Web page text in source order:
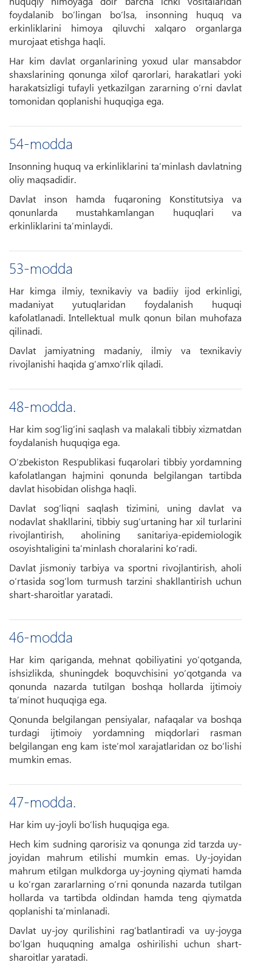
foydalanib bo‘lingan bo‘lsa, insonning huquq va
erkinliklarini himoya qiluvchi xalqaro organlarga
murojaat etishga haqli.
Har kim davlat organlarining yoxud ular mansabdor
shaxslarining qonunga xilof qarorlari, harakatlari yoki
harakatsizligi tufayli yetkazilgan zararning o‘rni davlat
tomonidan qoplanishi huquqiga ega.
54-modda
Insonning huquq va erkinliklarini ta’minlash davlatning
oliy maqsadidir.
Davlat inson hamda fuqaroning Konstitutsiya va
qonunlarda mustahkamlangan huquqlari va
erkinliklarini ta’minlaydi.
53-modda
Har kimga ilmiy, texnikaviy va badiiy ijod erkinligi,
madaniyat yutuqlaridan foydalanish huquqi
kafolatlanadi. Intellektual mulk qonun bilan muhofaza
qilinadi.
Davlat jamiyatning madaniy, ilmiy va texnikaviy
rivojlanishi haqida g‘amxo‘rlik qiladi.
48-modda.
Har kim sog‘lig‘ini saqlash va malakali tibbiy xizmatdan
foydalanish huquqiga ega.
O‘zbekiston Respublikasi fuqarolari tibbiy yordamning
kafolatlangan hajmini qonunda belgilangan tartibda
davlat hisobidan olishga haqli.
Davlat sog‘liqni saqlash tizimini, uning davlat va
nodavlat shakllarini, tibbiy sug‘urtaning har xil turlarini
rivojlantirish, aholining sanitariya-epidemiologik
osoyishtaligini ta’minlash choralarini ko‘radi.
Davlat jismoniy tarbiya va sportni rivojlantirish, aholi
o‘rtasida sog‘lom turmush tarzini shakllantirish uchun
shart-sharoitlar yaratadi.
46-modda
Har kim qariganda, mehnat qobiliyatini yo‘qotganda,
ishsizlikda, shuningdek boquvchisini yo‘qotganda va
qonunda nazarda tutilgan boshqa hollarda ijtimoiy
ta’minot huquqiga ega.
Qonunda belgilangan pensiyalar, nafaqalar va boshqa
turdagi ijtimoiy yordamning miqdorlari rasman
belgilangan eng kam iste’mol xarajatlaridan oz bo‘lishi
mumkin emas.
47-modda.
Har kim uy-joyli bo‘lish huquqiga ega.
Hech kim sudning qarorisiz va qonunga zid tarzda uy-
joyidan mahrum etilishi mumkin emas. Uy-joyidan
mahrum etilgan mulkdorga uy-joyning qiymati hamda
u ko‘rgan zararlarning o‘rni qonunda nazarda tutilgan
hollarda va tartibda oldindan hamda teng qiymatda
qoplanishi ta’minlanadi.
Davlat uy-joy qurilishini rag‘batlantiradi va uy-joyga
bo‘lgan huquqning amalga oshirilishi uchun shart-
sharoitlar yaratadi.